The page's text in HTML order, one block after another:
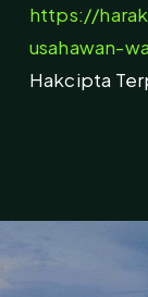
https://
usahawan-
Hakcipta